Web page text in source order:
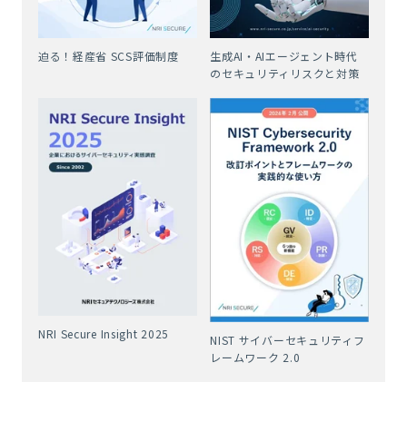
迫る！経産省 SCS評価制度
生成AI・AIエージェント時代
のセキュリティリスクと対策
NRI Secure Insight 2025
NIST サイバーセキュリティフ
レームワーク 2.0